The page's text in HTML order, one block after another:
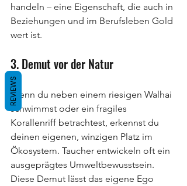
handeln – eine Eigenschaft, die auch in
Beziehungen und im Berufsleben Gold
wert ist.
3. Demut vor der Natur
Wenn du neben einem riesigen Walhai
schwimmst oder ein fragiles
Korallenriff betrachtest, erkennst du
deinen eigenen, winzigen Platz im
Ökosystem. Taucher entwickeln oft ein
ausgeprägtes Umweltbewusstsein.
Diese Demut lässt das eigene Ego
REVIEWS